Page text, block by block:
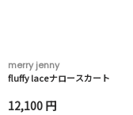
merry jenny
fluffy laceナロースカート
12,100 円